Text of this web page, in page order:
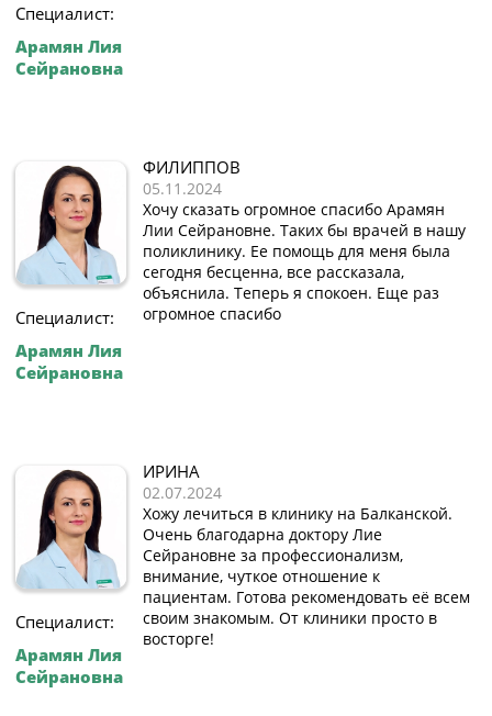
Специалист:
Арамян Лия
Сейрановна
Специалист:
Арамян Лия
Сейрановна
ФИЛИППОВ
05.11.2024
Хочу сказать огромное спасибо Арамян
Лии Сейрановне. Таких бы врачей в нашу
поликлинику. Ее помощь для меня была
сегодня бесценна, все рассказала,
объяснила. Теперь я спокоен. Еще раз
огромное спасибо
Специалист:
Арамян Лия
Сейрановна
ИРИНА
02.07.2024
Хожу лечиться в клинику на Балканской.
Очень благодарна доктору Лие
Сейрановне за профессионализм,
внимание, чуткое отношение к
пациентам. Готова рекомендовать её всем
своим знакомым. От клиники просто в
восторге!